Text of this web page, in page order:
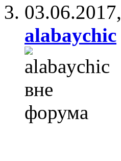
03.06.2017,
alabaychic